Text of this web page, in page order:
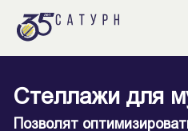
Стеллажи для
Позволят